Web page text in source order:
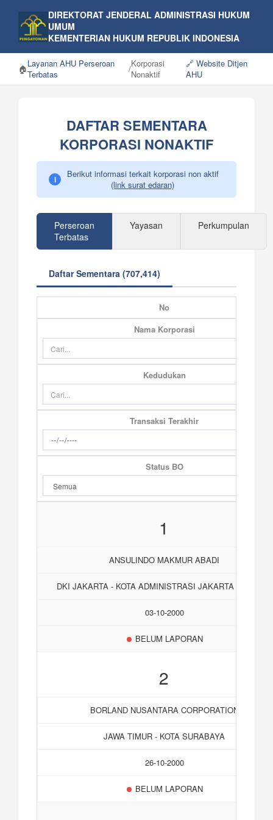
DIREKTORAT JENDERAL ADMINISTRASI HUKUM
UMUM
KEMENTERIAN HUKUM REPUBLIK INDONESIA
🏠Layanan AHU Perseroan
Terbatas
/Korporasi
Nonaktif
🔗 Website Ditjen
AHU
DAFTAR SEMENTARA
KORPORASI NONAKTIF
i
Berikut informasi terkait korporasi non aktif
(link surat edaran)
Perseroan
Terbatas
Yayasan Perkumpulan
Daftar Sementara (707,414)
No
Nama Korporasi
Kedudukan
Transaksi Terakhir
Status BO
1
ANSULINDO MAKMUR ABADI
DKI JAKARTA - KOTA ADMINISTRASI JAKARTA SELATAN
03-10-2000
BELUM LAPORAN
2
BORLAND NUSANTARA CORPORATION
JAWA TIMUR - KOTA SURABAYA
26-10-2000
BELUM LAPORAN